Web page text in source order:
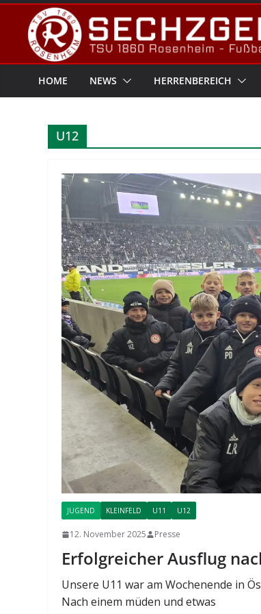
Zum
Inhalt
springen
HOME NEWS HERRENBEREICH
U12
JUGEND KLEINFELD U11 U12
12. November 2025 Presse
Erfolgreicher Ausflug
Unsere U11 war am Wochenende in
Nach einem müden und etwas